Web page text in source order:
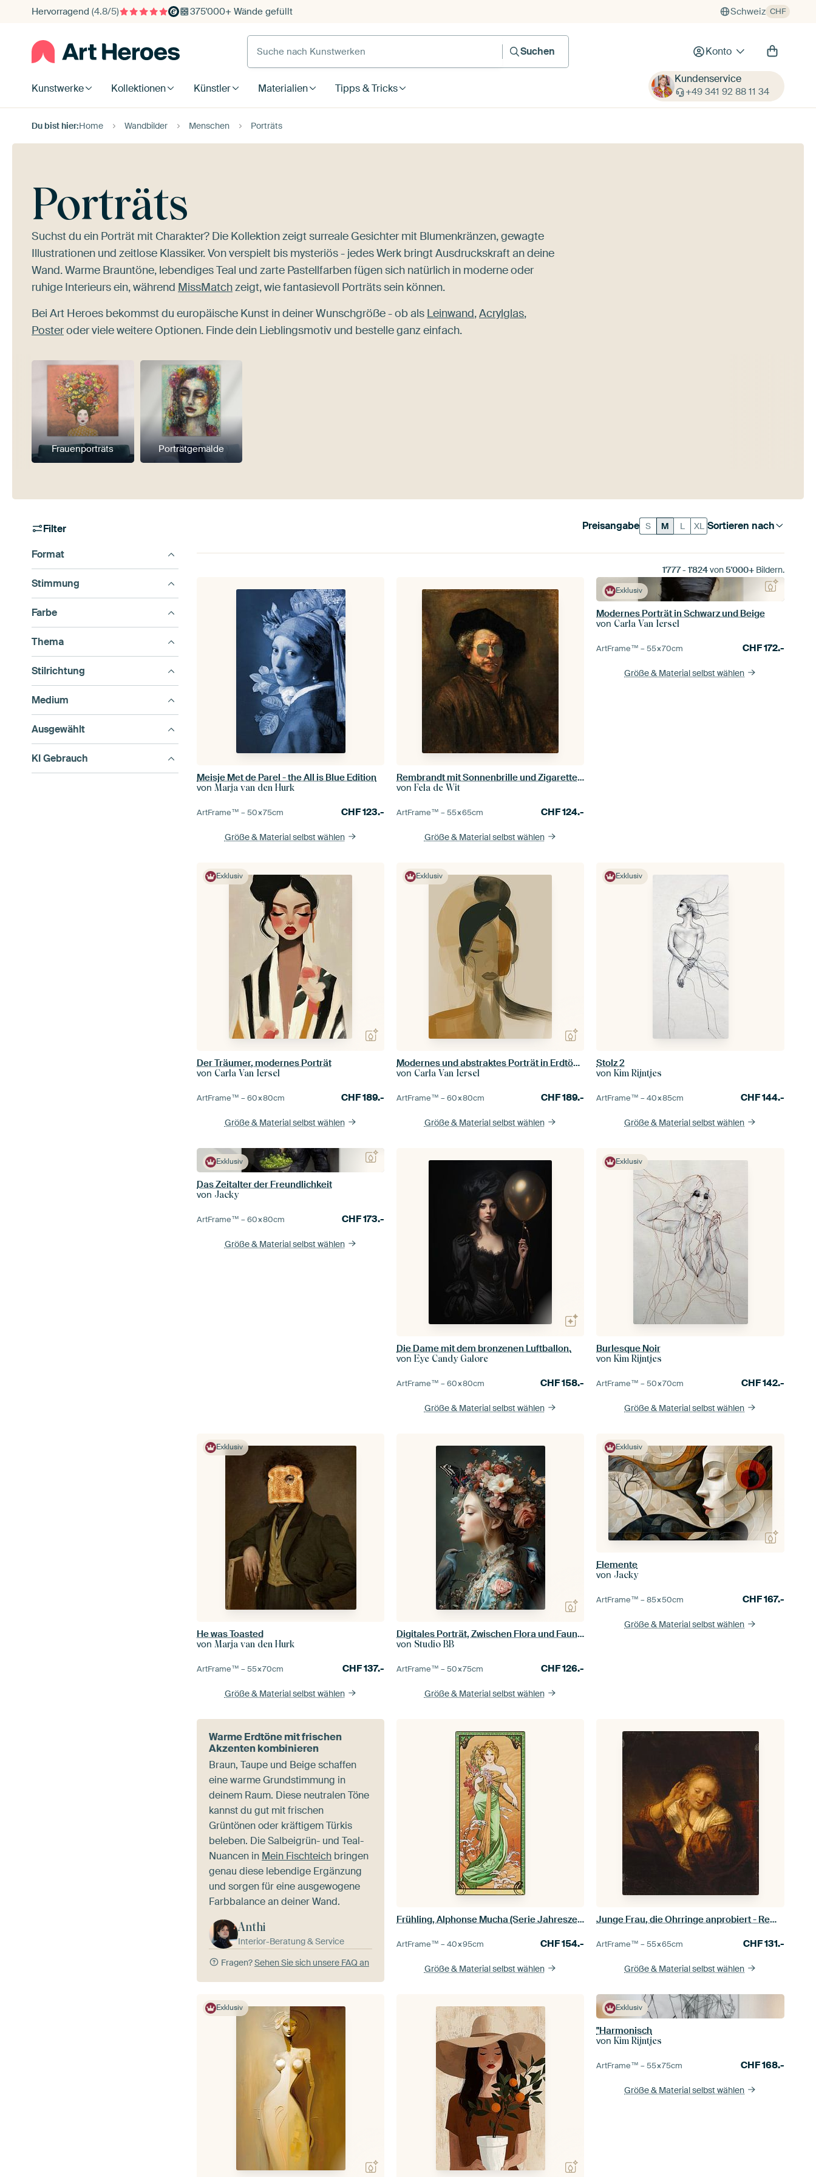
Hervorragend (4.8/5) 375'000+ Wände gefüllt Schweiz CHF
Suche nach Kunstwerken
Suchen
Konto
Kunstwerke Kollektionen Künstler Materialien Tipps & Tricks
Kundenservice
+49 341 92 88 11 34
Du bist hier:Home Wandbilder Menschen Porträts
Porträts
Suchst du ein Porträt mit Charakter? Die Kollektion zeigt surreale Gesichter mit Blumenkränzen, gewagte
Illustrationen und zeitlose Klassiker. Von verspielt bis mysteriös - jedes Werk bringt Ausdruckskraft an deine
Wand. Warme Brauntöne, lebendiges Teal und zarte Pastellfarben fügen sich natürlich in moderne oder
ruhige Interieurs ein, während MissMatchzeigt, wie fantasievoll Porträts sein können.
Bei Art Heroes bekommst du europäische Kunst in deiner Wunschgröße - ob als Leinwand,Acrylglas,
Posteroder viele weitere Optionen. Finde dein Lieblingsmotiv und bestelle ganz einfach.
Frauenporträts Porträtgemälde
Filter
Format
Stimmung
Farbe
Thema
Stilrichtung
Medium
Ausgewählt
KI Gebrauch
Sortieren nach
Preisangabe S M L XL
1'777- 1'824von5'000+Bildern.
Meisje Met de Parel - the All is Blue Edition
vonMarja van den Hurk
ArtFrame™ –50×75cm CHF123.-
Größe & Material selbst wählen
Rembrandt mit Sonnenbrille und Zigarettengesäß
vonFela de Wit
ArtFrame™ –55×65cm CHF124.-
Größe & Material selbst wählen
Exklusiv
Modernes Porträt in Schwarz und Beige
von Carla Van Iersel
ArtFrame™ –55×70cm CHF172.-
Größe & Material selbst wählen
Exklusiv
Der Träumer, modernes Porträt
von Carla Van Iersel
ArtFrame™ –60×80cm CHF189.-
Größe & Material selbst wählen
Exklusiv
Modernes und abstraktes Porträt in Erdtönen
von Carla Van Iersel
ArtFrame™ –60×80cm CHF189.-
Größe & Material selbst wählen
Exklusiv
Stolz 2
vonKim Rijntjes
ArtFrame™ –40×85cm CHF144.-
Größe & Material selbst wählen
Exklusiv
Das Zeitalter der Freundlichkeit
von Jacky
ArtFrame™ –60×80cm CHF173.-
Größe & Material selbst wählen
Die Dame mit dem bronzenen Luftballon.
vonEye Candy Galore
ArtFrame™ –60×80cm CHF158.-
Größe & Material selbst wählen
Exklusiv
Burlesque Noir
vonKim Rijntjes
ArtFrame™ –50×70cm CHF142.-
Größe & Material selbst wählen
Exklusiv
He was Toasted
vonMarja van den Hurk
ArtFrame™ –55×70cm CHF137.-
Größe & Material selbst wählen
Digitales Porträt, Zwischen Flora und Fauna Nr. 1
von Studio BB
ArtFrame™ –50×75cm CHF126.-
Größe & Material selbst wählen
Exklusiv
Elemente
von Jacky
ArtFrame™ –85×50cm CHF167.-
Größe & Material selbst wählen
Warme Erdtöne mit frischen
Akzenten kombinieren
Braun, Taupe und Beige schaffen
eine warme Grundstimmung in
deinem Raum. Diese neutralen Töne
kannst du gut mit frischen
Grüntönen oder kräftigem Türkis
beleben. Die Salbeigrün- und Teal-
Nuancen in Mein Fischteich bringen
genau diese lebendige Ergänzung
und sorgen für eine ausgewogene
Farbbalance an deiner Wand.
Anthi
Interior-Beratung & Service
Fragen?Sehen Sie sich unsere FAQ an
Frühling, Alphonse Mucha (Serie Jahreszeiten)
ArtFrame™ –40×95cm CHF154.-
Größe & Material selbst wählen
Junge Frau, die Ohrringe anprobiert - Rembrandt van Rijn
ArtFrame™ –55×65cm CHF131.-
Größe & Material selbst wählen
Exklusiv Exklusiv
"Harmonisch
vonKim Rijntjes
ArtFrame™ –55×75cm CHF168.-
Größe & Material selbst wählen